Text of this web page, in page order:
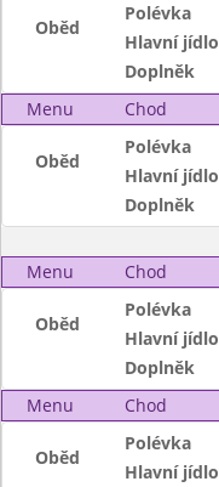
Oběd
Polévka
Hlavní jídlo
Doplněk
Menu
Chod
Oběd
Polévka
Hlavní jídlo
Doplněk
Menu Chod
Oběd
Polévka
Hlavní jídlo
Doplněk
Menu
Chod
Oběd
Polévka
Hlavní jídlo